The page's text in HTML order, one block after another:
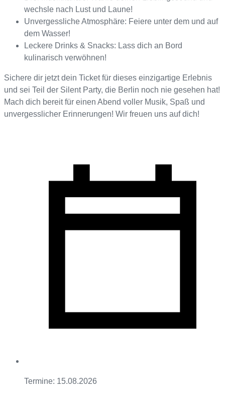
wechsle nach Lust und Laune!
Unvergessliche Atmosphäre: Feiere unter dem und auf
dem Wasser!
Leckere Drinks & Snacks: Lass dich an Bord
kulinarisch verwöhnen!
Sichere dir jetzt dein Ticket für dieses einzigartige Erlebnis
und sei Teil der Silent Party, die Berlin noch nie gesehen hat!
Mach dich bereit für einen Abend voller Musik, Spaß und
unvergesslicher Erinnerungen! Wir freuen uns auf dich!
Termine: 15.08.2026